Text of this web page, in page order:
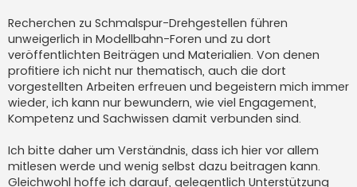
Recherchen zu Schmalspur-Drehgestellen führen
unweigerlich in Modellbahn-Foren und zu dort
veröffentlichten Beiträgen und Materialien. Von denen
profitiere ich nicht nur thematisch, auch die dort
vorgestellten Arbeiten erfreuen und begeistern mich immer
wieder, ich kann nur bewundern, wie viel Engagement,
Kompetenz und Sachwissen damit verbunden sind.
Ich bitte daher um Verständnis, dass ich hier vor allem
mitlesen werde und wenig selbst dazu beitragen kann.
Gleichwohl hoffe ich darauf, gelegentlich Unterstützung